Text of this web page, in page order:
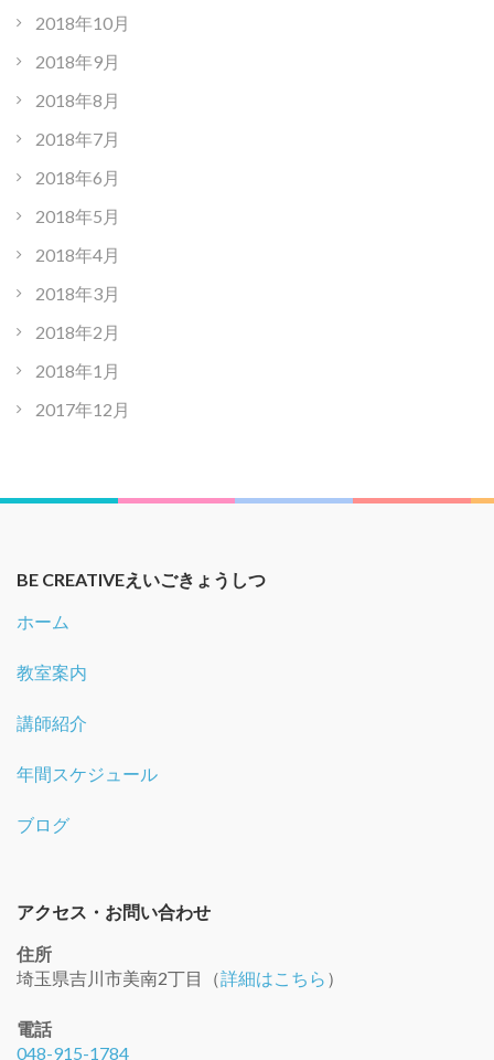
2018年10月
2018年9月
2018年8月
2018年7月
2018年6月
2018年5月
2018年4月
2018年3月
2018年2月
2018年1月
2017年12月
BE CREATIVEえいごきょうしつ
ホーム
教室案内
講師紹介
年間スケジュール
ブログ
アクセス・お問い合わせ
住所
埼玉県吉川市美南2丁目（詳細はこちら ）
電話
048-915-1784